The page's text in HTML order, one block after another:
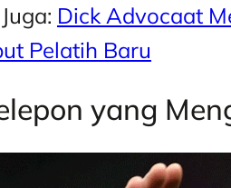
Dick Advocaat
Pelatih Baru
yang